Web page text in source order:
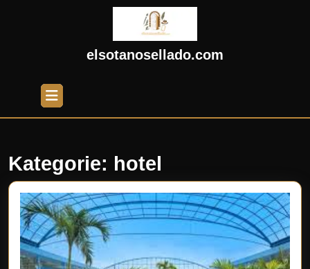
elsotanosellado.com
Open
Button
Kategorie: hotel